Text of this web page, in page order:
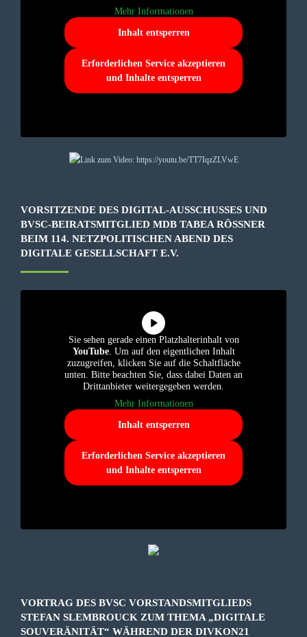
Mehr Informationen
Inhalt entsperren
Erforderlichen Service akzeptieren
und Inhalte entsperren
VORSITZENDE DES DIGITAL-AUSSCHUSSES UND
BVSC-BEIRATSMITGLIED MDB TABEA RÖSSNER B
EIM 114. NETZPOLITISCHEN ABEND DES D
IGITALE GESELLSCHAFT E.V.
Sie sehen gerade einen Platzhalterinhalt von
YouTube. Um auf den eigentlichen Inhalt
zuzugreifen, klicken Sie auf die Schaltfläche
unten. Bitte beachten Sie, dass dabei Daten an
Drittanbieter weitergegeben werden.
Mehr Informationen
Inhalt entsperren
Erforderlichen Service akzeptieren
und Inhalte entsperren
VORTRAG DES BVSC VORSTANDSMITGLIEDS
STEFAN SLEMBROUCK ZUM THEMA „DIGITALE
SOUVERÄNITÄT“ WÄHREND DER DIVKON21